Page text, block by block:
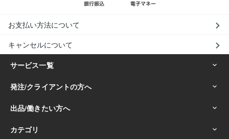
お支払い方法について
キャンセルについて